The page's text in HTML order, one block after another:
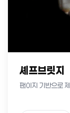
셰프브릿지
팬이지 기반으로